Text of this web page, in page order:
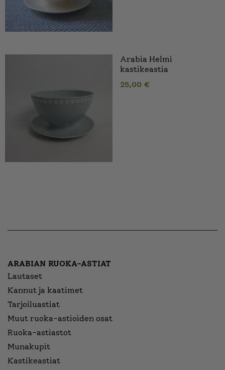
Arabia Helmi
kastikeastia
25,00 €
ARABIAN RUOKA-ASTIAT
Lautaset
Kannut ja kaatimet
Tarjoiluastiat
Muut ruoka-astioiden osat
Ruoka-astiastot
Munakupit
Kastikeastiat